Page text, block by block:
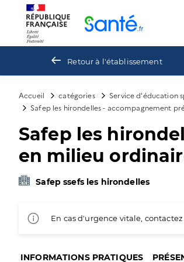
Retour à l'établissement
Accueil catégories Service d'éducation
Safep les hirondelles - accompagnement
Safep les
en milieu
Safep ssefs les hirondelles
En cas d'urgence vitale,
INFORMATIONS PRATIQUES
Panneau de gestion des cookies